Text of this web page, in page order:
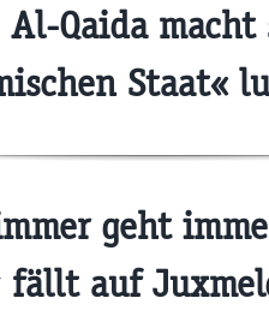
Al-Qaida
Staat«
geht
fällt auf